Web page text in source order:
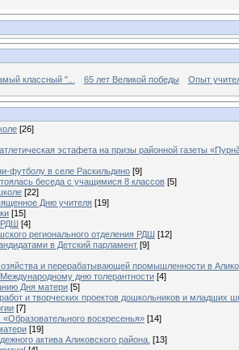
классный "... 65 лет Великой победы Опыт
[26]
эстафета на призы районной газеты
футболу в селе Раскильдино [9]
беседа с учащимися 8 классов [5]
[22]
Дню учителя [19]
[15]
РДШ [4]
регионального отделения РДШ [12]
в Детский парламент [9]
и перерабатывающей промышленности в
дню толерантности [4]
Дня матери [5]
и творческих проектов дошкольников и младших
[7]
воскресенья» [14]
[19]
актива Аликовского района. [13]